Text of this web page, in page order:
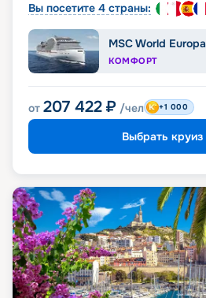
Вы посетите 4 страны:
MSC World Europa
КОМФОРТ
от 207 422 ₽ /чел +1 000
Выбрать круиз